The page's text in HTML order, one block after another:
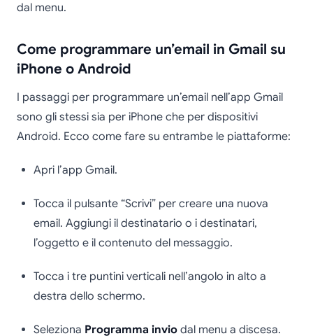
dal menu.
Come programmare un’email in Gmail su
iPhone o Android
I passaggi per programmare un’email nell’app Gmail
sono gli stessi sia per iPhone che per dispositivi
Android. Ecco come fare su entrambe le piattaforme:
Apri l’app Gmail.
Tocca il pulsante “Scrivi” per creare una nuova
email. Aggiungi il destinatario o i destinatari,
l’oggetto e il contenuto del messaggio.
Tocca i tre puntini verticali nell’angolo in alto a
destra dello schermo.
Seleziona Programma invio dal menu a discesa.